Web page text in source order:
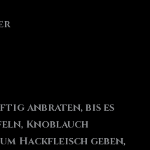
anbraten, bis es
Knoblauch
Hackfleisch geben,